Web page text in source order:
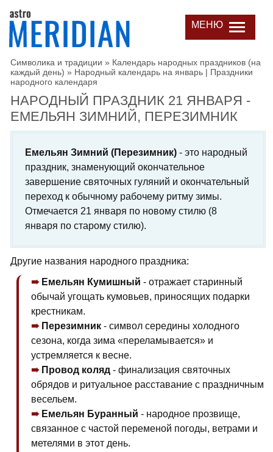
МЕНЮ
Символика и традиции » Календарь народных праздников (на
каждый день) » Народный календарь на январь | Праздники
народного календаря
НАРОДНЫЙ ПРАЗДНИК 21 ЯНВАРЯ -
ЕМЕЛЬЯН ЗИМНИЙ, ПЕРЕЗИМНИК
Емельян Зимний (Перезимник) - это народный
праздник, знаменующий окончательное
завершение святочных гуляний и окончательный
переход к обычному рабочему ритму зимы.
Отмечается 21 января по новому стилю (8
января по старому стилю).
Другие названия народного праздника:
Емельян Кумишный - отражает старинный
обычай угощать кумовьев, приносящих подарки
крестникам.
Перезимник - символ середины холодного
сезона, когда зима «переламывается» и
устремляется к весне.
Провод коляд - финализация святочных
обрядов и ритуальное расставание с праздничным
весельем.
Емельян Буранный - народное прозвище,
связанное с частой переменой погоды, ветрами и
метелями в этот день.